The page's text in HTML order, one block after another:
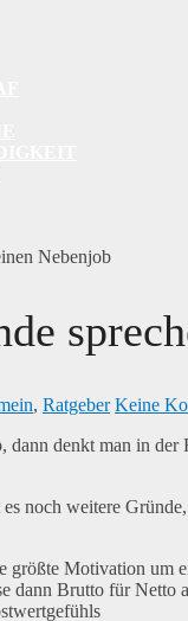
Nebenjob
, Ratgeber Keine
dann denkt man in
noch weitere
größte Motivation um
dann Brutto für Netto